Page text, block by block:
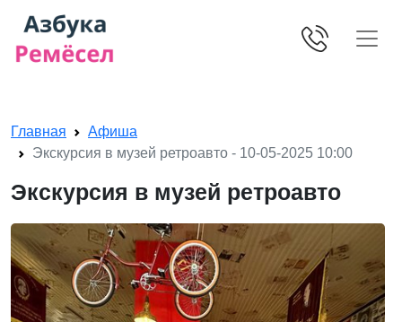
Главная
Афиша
Экскурсия в музей ретроавто - 10-05-2025 10:00
Экскурсия в музей ретроавто